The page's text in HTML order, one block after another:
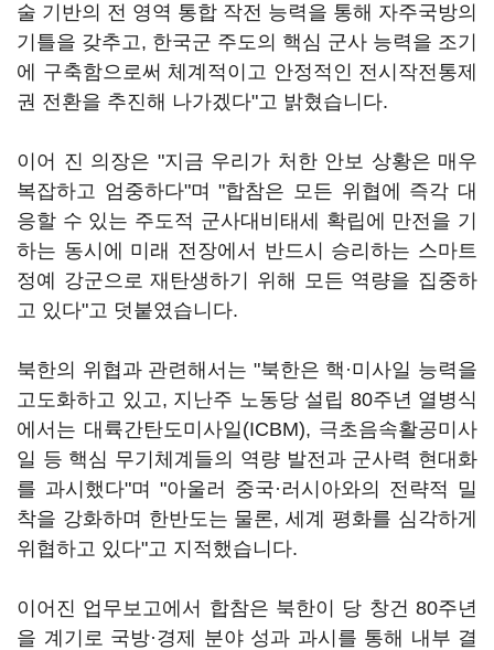
술 기반의 전 영역 통합 작전 능력을 통해 자주국방의
기틀을 갖추고, 한국군 주도의 핵심 군사 능력을 조기
에 구축함으로써 체계적이고 안정적인 전시작전통제
권 전환을 추진해 나가겠다"고 밝혔습니다.
이어 진 의장은 "지금 우리가 처한 안보 상황은 매우
복잡하고 엄중하다"며 "합참은 모든 위협에 즉각 대
응할 수 있는 주도적 군사대비태세 확립에 만전을 기
하는 동시에 미래 전장에서 반드시 승리하는 스마트
정예 강군으로 재탄생하기 위해 모든 역량을 집중하
고 있다"고 덧붙였습니다.
북한의 위협과 관련해서는 "북한은 핵·미사일 능력을
고도화하고 있고, 지난주 노동당 설립 80주년 열병식
에서는 대륙간탄도미사일(ICBM), 극초음속활공미사
일 등 핵심 무기체계들의 역량 발전과 군사력 현대화
를 과시했다"며 "아울러 중국·러시아와의 전략적 밀
착을 강화하며 한반도는 물론, 세계 평화를 심각하게
위협하고 있다"고 지적했습니다.
이어진 업무보고에서 합참은 북한이 당 창건 80주년
을 계기로 국방·경제 분야 성과 과시를 통해 내부 결